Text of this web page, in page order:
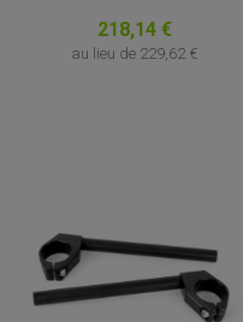
218,14 €
au lieu de 229,62 €